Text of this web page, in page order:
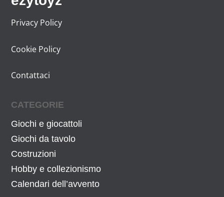
Privacy Policy
Cookie Policy
Contattaci
CATEGORIE
Giochi e giocattoli
Giochi da tavolo
Costruzioni
Hobby e collezionismo
Calendari dell’avvento